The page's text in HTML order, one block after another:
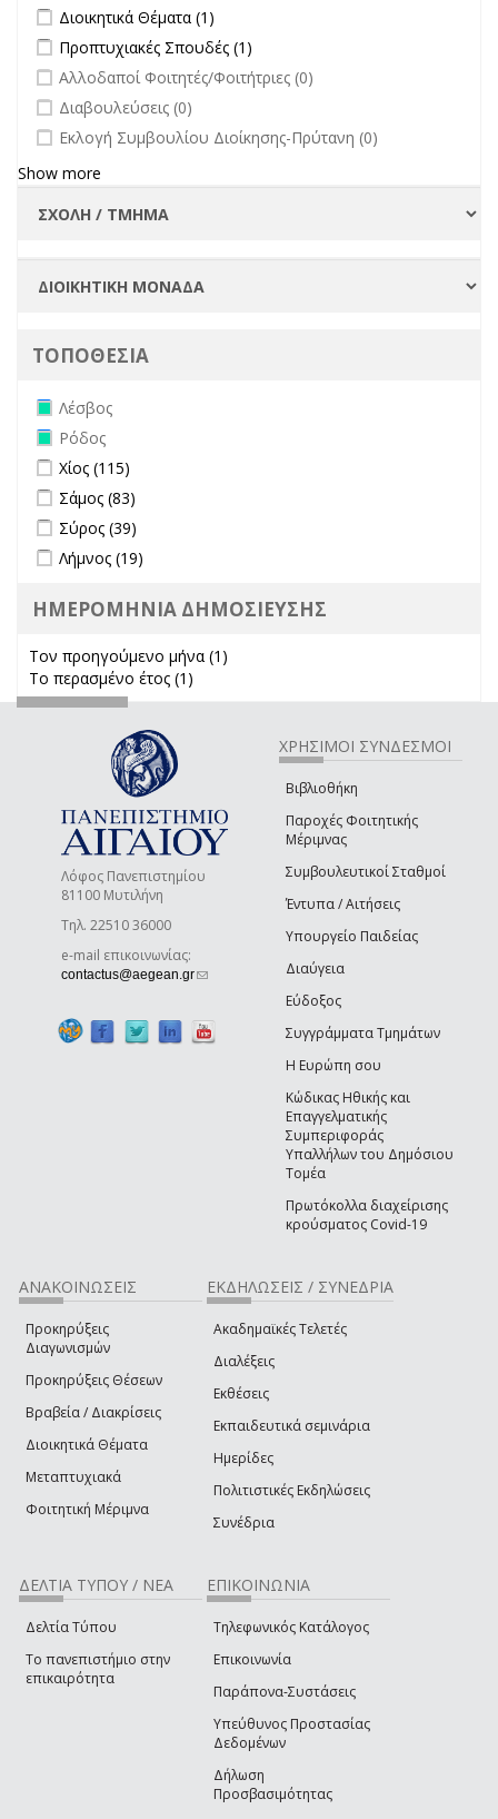
Apply Διοικητικά Θέματα filter
Διοικητικά Θέματα (1)
Apply Προπτυχιακές Σπουδές filter
Προπτυχιακές Σπουδές (1)
undefined
Αλλοδαποί Φοιτητές/Φοιτήτριες (0)
undefined
Διαβουλεύσεις (0)
undefined
Εκλογή Συμβουλίου Διοίκησης-Πρύτανη (0)
Show more
ΤΟΠΟΘΕΣΙΑ
Remove Λέσβος filter
Λέσβος
Remove Ρόδος filter
Ρόδος
Apply Χίος filter
Χίος (115)
Apply Σάμος filter
Σάμος (83)
Apply Σύρος filter
Σύρος (39)
Apply Λήμνος filter
Λήμνος (19)
ΗΜΕΡΟΜΗΝΙΑ ΔΗΜΟΣΙΕΥΣΗΣ
Τον προηγούμενο μήνα (1)
Το περασμένο έτος (1)
Λόφος Πανεπιστημίου
81100 Μυτιλήνη
Τηλ. 22510 36000
e-mail επικοινωνίας:
contactus@aegean.gr(link sends e-mail)
ΧΡΗΣΙΜΟΙ ΣΥΝΔΕΣΜΟΙ
Βιβλιοθήκη
Παροχές Φοιτητικής
Μέριμνας
Συμβουλευτικοί Σταθμοί
Έντυπα / Αιτήσεις
Υπουργείο Παιδείας
Διαύγεια
Εύδοξος
Συγγράμματα Τμημάτων
Η Ευρώπη σου
Κώδικας Ηθικής και
Επαγγελματικής
Συμπεριφοράς
Υπαλλήλων του Δημόσιου
Τομέα
Πρωτόκολλα διαχείρισης
κρούσματος Covid-19
ΑΝΑΚΟΙΝΩΣΕΙΣ
Προκηρύξεις
Διαγωνισμών
Προκηρύξεις Θέσεων
Βραβεία / Διακρίσεις
Διοικητικά Θέματα
Μεταπτυχιακά
Φοιτητική Μέριμνα
ΕΚΔΗΛΩΣΕΙΣ / ΣΥΝΕΔΡΙΑ
Ακαδημαϊκές Τελετές
Διαλέξεις
Εκθέσεις
Εκπαιδευτικά σεμινάρια
Ημερίδες
Πολιτιστικές Εκδηλώσεις
Συνέδρια
ΔΕΛΤΙΑ ΤΥΠΟΥ / ΝΕΑ
Δελτία Τύπου
Το πανεπιστήμιο στην
επικαιρότητα
ΕΠΙΚΟΙΝΩΝΙΑ
Τηλεφωνικός Κατάλογος
Επικοινωνία
Παράπονα-Συστάσεις
Υπεύθυνος Προστασίας
Δεδομένων
Δήλωση
Προσβασιμότητας